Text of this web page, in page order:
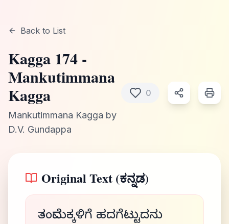
Back to List
Kagga 174 -
Mankutimmana
Kagga
Mankutimmana Kagga by
D.V. Gundappa
0
Original Text (ಕನ್ನಡ)
ತಂದೆಮಕ್ಕಳಿಗೆ ಹದಗೆಟ್ಟುದನು